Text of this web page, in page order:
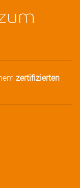
zertifizierten